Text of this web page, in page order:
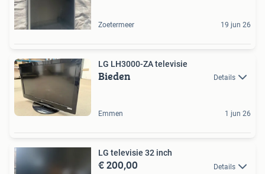
Zoetermeer 19 jun 26
LG LH3000-ZA televisie
Bieden Details
Emmen 1 jun 26
LG televisie 32 inch
€ 200,00 Details